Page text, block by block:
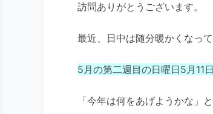
訪問ありがとうございます。
最近、日中は随分暖かくなっ
5月の第二週目の日曜日5月11
「今年は何をあげようかな」